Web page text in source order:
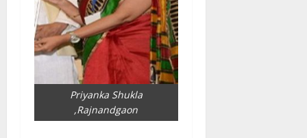
Priyanka Shukla
,Rajnandgaon